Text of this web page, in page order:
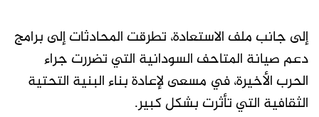
إلى جانب ملف الاستعادة، تطرقت المحادثات إلى برامج
دعم صيانة المتاحف السودانية التي تضررت جراء
الحرب الأخيرة، في مسعى لإعادة بناء البنية التحتية
الثقافية التي تأثرت بشكل كبير.